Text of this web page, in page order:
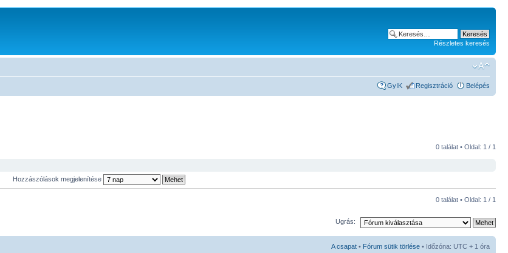
Részletes keresés
GyIK Regisztráció Belépés
0 találat • Oldal: 1 / 1
Hozzászólások megjelenítése
0 találat • Oldal: 1 / 1
Ugrás:
A csapat • Fórum sütik törlése • Időzóna: UTC + 1 óra